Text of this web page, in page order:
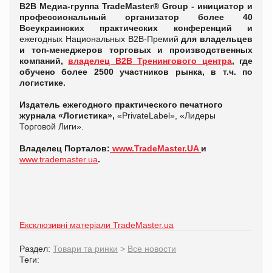
В2В Медиа-группа TradeMaster® Group - инициатор и
профессиональный организатор более 40
Всеукраинских практических конференций и
ежегодных Национальных В2В-Премийдля владельцев
и топ-менеджеров торговых и производственных
компаний, владелец В2В Тренингового центра, где
обучено более 2500 участников рынка, в т.ч. по
логистике.
Издатель ежегодного практического печатного
журнала «Логистика», «PrivateLabel», «Лидеры
Торговой Лиги».
Владелец Порталов: www.TradeMaster.UA и
www.trademaster.ua.
Ексклюзивні матеріали TradeMaster.ua
Раздел: Товари та ринки > Все новости
Теги: